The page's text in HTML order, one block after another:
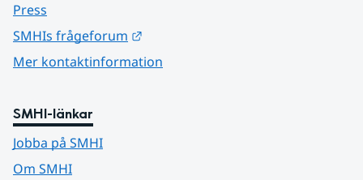
Press
SMHIs frågeforum
Mer kontaktinformation
SMHI-länkar
Jobba på SMHI
Om SMHI